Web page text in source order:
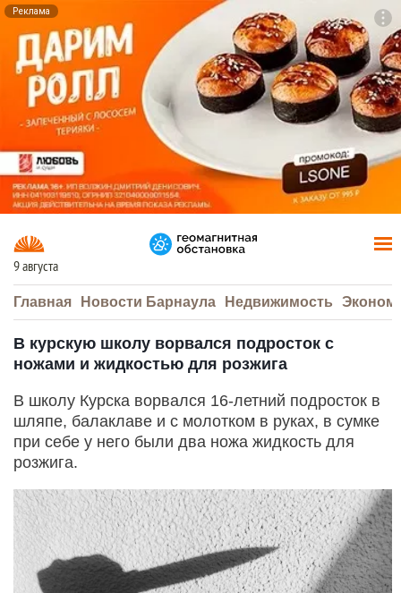
Реклама
9 августа
Главная Новости Барнаула Недвижимость
В курскую школу ворвался подросток с
ножами и жидкостью для розжига
В школу Курска ворвался 16-летний подросток в
шляпе, балаклаве и с молотком в руках, в сумке
при себе у него были два ножа жидкость для
розжига.